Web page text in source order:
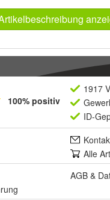
100% positiv
1917
ID-
Alle
AGB &